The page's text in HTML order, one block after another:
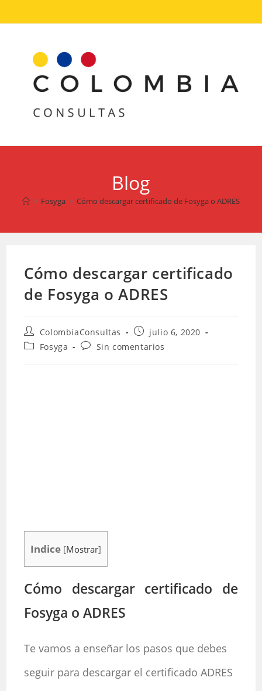
al
Blog
> Fosyga > Cómo descargar certificado de Fosyga o ADRES
Cómo descargar certificado
de Fosyga o ADRES
Autor
de
ColombiaConsultas
Publicación
de
la
julio 6, 2020
Categoría
Fosyga
Comentarios
Sin comentarios
Indice [Mostrar]
Cómo descargar certificado de
Fosyga o ADRES
Te vamos a enseñar los pasos que debes
seguir para descargar el certificado ADRES